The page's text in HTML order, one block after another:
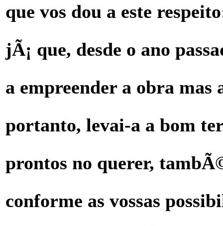
que vos dou a este
jÃ¡ que, desde o ano
a empreender a obra
portanto, levai-a a bom
prontos no querer,
conforme as vossas